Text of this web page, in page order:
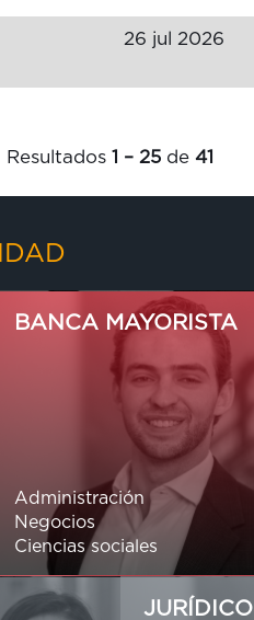
26 jul 2026
Resultados 1 – 25 de 41
BANCA MAYORISTA
Administración
Negocios
Ciencias sociales
JURÍDICO